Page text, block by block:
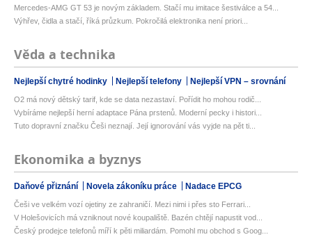
Mercedes-AMG GT 53 je novým základem. Stačí mu imitace šestiválce a 54...
Výhřev, čidla a stačí, říká průzkum. Pokročilá elektronika není priori...
Věda a technika
Nejlepší chytré hodinky Nejlepší telefony Nejlepší VPN – srovnání
O2 má nový dětský tarif, kde se data nezastaví. Pořídit ho mohou rodič...
Vybíráme nejlepší herní adaptace Pána prstenů. Moderní pecky i histori...
Tuto dopravní značku Češi neznají. Její ignorování vás vyjde na pět ti...
Ekonomika a byznys
Daňové přiznání Novela zákoníku práce Nadace EPCG
Češi ve velkém vozí ojetiny ze zahraničí. Mezi nimi i přes sto Ferrari...
V Holešovicích má vzniknout nové koupaliště. Bazén chtějí napustit vod...
Český prodejce telefonů míří k pěti miliardám. Pomohl mu obchod s Goog...